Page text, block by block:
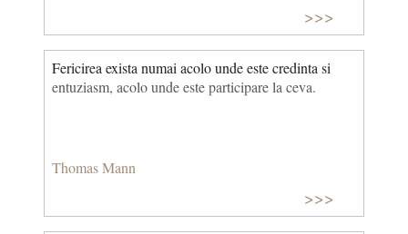
>>>
Fericirea exista numai acolo unde este credinta si
entuziasm, acolo unde este participare la ceva.
Thomas Mann
>>>